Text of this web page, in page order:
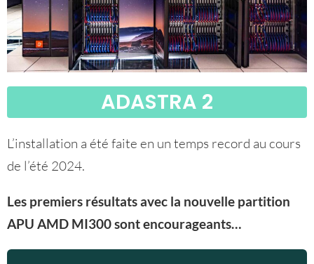
ADASTRA 2
L’installation a été faite en un temps record au cours
de l’été 2024.
Les premiers résultats avec la nouvelle partition
APU AMD MI300 sont encourageants…